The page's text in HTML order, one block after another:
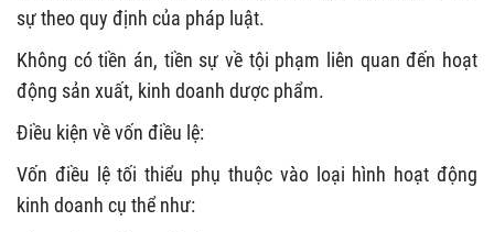
sự theo quy định của pháp luật.
Không có tiền án, tiền sự về tội phạm liên quan đến hoạt
động sản xuất, kinh doanh dược phẩm.
Điều kiện về vốn điều lệ:
Vốn điều lệ tối thiểu phụ thuộc vào loại hình hoạt động
kinh doanh cụ thể như: